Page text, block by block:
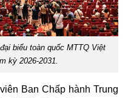
biểu toàn quốc MTTQ Việt
kỳ 2026-2031.
Ban Chấp hành Trung